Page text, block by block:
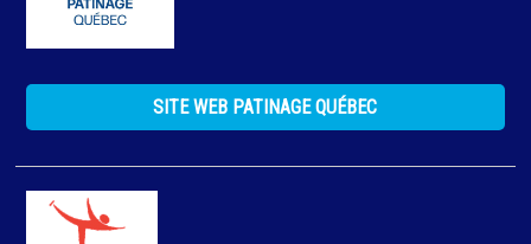
SITE WEB PATINAGE QUÉBEC